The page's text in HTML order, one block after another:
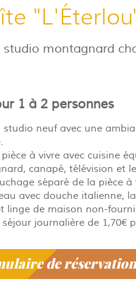
studio montagnard
1 à 2 personnes
neuf avec une
à vivre avec cuisine
canapé, télévision et
séparé de la pièce
avec douche italienne,
linge de maison non-
séjour journalière de 1,70€
de réservation